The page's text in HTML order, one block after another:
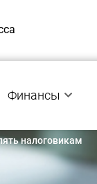
Финансы
налоговикам